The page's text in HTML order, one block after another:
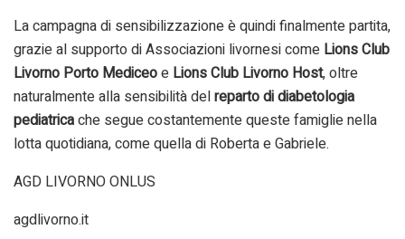
La campagna di sensibilizzazione è quindi finalmente partita,
grazie al supporto di Associazioni livornesi come Lions Club
Livorno Porto Mediceoe Lions Club Livorno Host, oltre
naturalmente alla sensibilità delreparto di diabetologia
pediatricache segue costantemente queste famiglie nella
lotta quotidiana, come quella di Roberta e Gabriele.
AGD LIVORNO ONLUS
agdlivorno.it